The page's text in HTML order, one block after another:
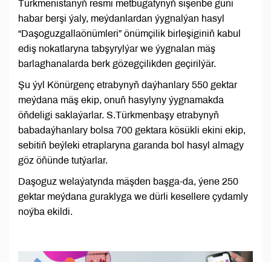
Türkmenistanyň resmi metbugatynyň sişenbe güni
habar berşi ýaly, meýdanlardan ýygnalýan hasyl
“Daşoguzgallaönümleri” önümçilik birleşiginiň kabul
ediş nokatlaryna tabşyrylýar we ýygnalan mäş
barlaghanalarda berk gözegçilikden geçirilýär.
Şu ýyl Könürgenç etrabynyň daýhanlary 550 gektar
meýdana mäş ekip, onuň hasylyny ýygnamakda
öňdeligi saklaýarlar. S.Türkmenbaşy etrabynyň
babadaýhanlary bolsa 700 gektara kösükli ekini ekip,
sebitiň beýleki etraplaryna garanda bol hasyl almagy
göz öňünde tutýarlar.
Daşoguz welaýatynda mäşden başga-da, ýene 250
gektar meýdana guraklyga we dürli kesellere çydamly
noýba ekildi.